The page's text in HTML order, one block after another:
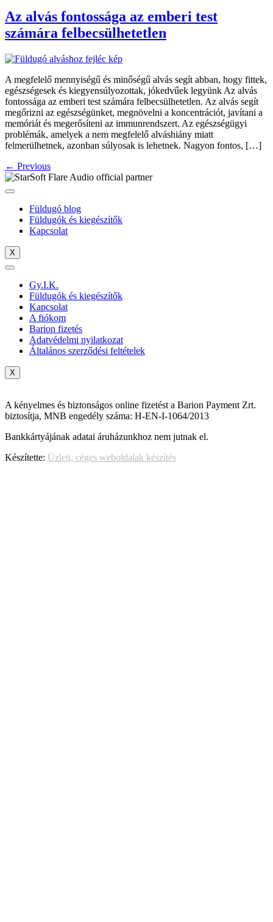
Az alvás fontossága az emberi test
számára felbecsülhetetlen
A megfelelő mennyiségű és minőségű alvás segít abban, hogy fittek,
egészségesek és kiegyensúlyozottak, jókedvűek legyünk Az alvás
fontossága az emberi test számára felbecsülhetetlen. Az alvás segít
megőrizni az egészségünket, megnövelni a koncentrációt, javítani a
memóriát és megerősíteni az immunrendszert. Az egészségügyi
problémák, amelyek a nem megfelelő alváshiány miatt
felmerülhetnek, azonban súlyosak is lehetnek. Nagyon fontos, […]
← Previous
Füldugó blog
Füldugók és kiegészítők
Kapcsolat
X
Gy.I.K.
Füldugók és kiegészítők
Kapcsolat
A fiókom
Barion fizetés
Adatvédelmi nyilatkozat
Általános szerződési feltételek
X
A kényelmes és biztonságos online fizetést a Barion Payment Zrt.
biztosítja, MNB engedély száma: H-EN-I-1064/2013
Bankkártyájának adatai áruházunkhoz nem jutnak el.
Készítette: Üzleti, céges weboldalak készítés